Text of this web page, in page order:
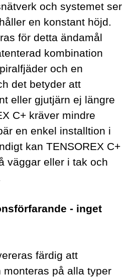
och systemet ser
en konstant höjd.
för detta ändamål
kombination
och en
det betyder att
eller gjutjärn ej längre
C+ kräver mindre
en enkel installtion i
kan TENSOREX C+
väggar eller i tak och
- inget
färdig att
på alla typer